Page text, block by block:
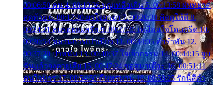
00:06:50 คน 4. 00:10:36 บุญเหลือเกิน 5. 00:13:58 ฝนหยาด
สุดท้าย 6. 00:17:30 ยาใจยาจก 7. 00:20:30 คิดดูให้ดี 8.
00:24:21 ลบรอยแผลรัก 9. 00:27:35 เหมือนใจโดนกรีด 10.
00:30:54 ขบวนการเปาเปียว 11. 00:34:05 คำรำพัน 12.
00:37:20 ปาหนัน 13. 00:40:37 ใจเจ้ากรรม 14. 00:44:15 จูบ
ฉันแล้วจงตายเสีย 15. 00:47:24 ขอสูมาเต๊อะ 16. 00:51:11
คนใจมาร 17. 00:54:50 คืนทรมาน 18. 00:58:25 รักนี้สีดำ